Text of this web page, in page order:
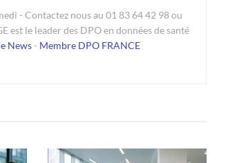
- Contactez nous au 01 83 64 42 98 ou
est le leader des DPO en données de santé
News- Membre DPO FRANCE